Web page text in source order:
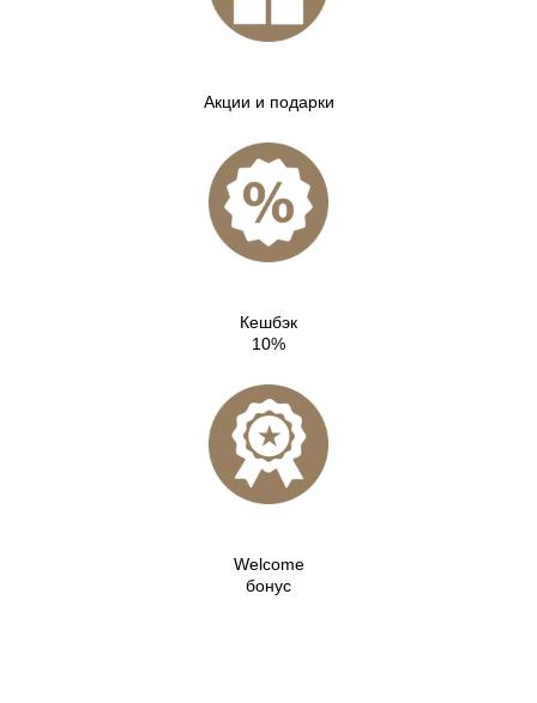
Акции и подарки
Кешбэк
10%
Welcome
бонус